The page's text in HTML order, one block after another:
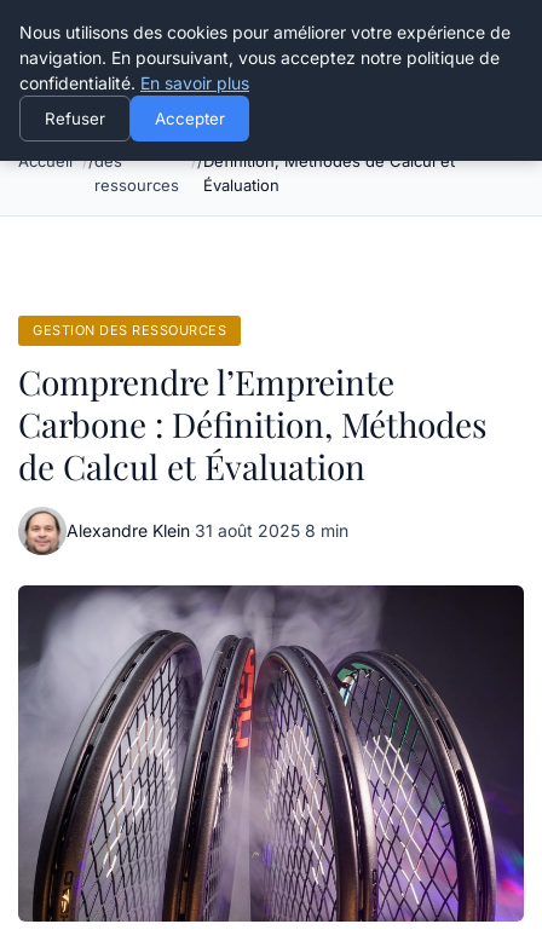
Happy Calyx Farmer
Accueil
Gestion
des
ressources
Comprendre l’Empreinte Carbone :
Définition, Méthodes de Calcul et
Évaluation
GESTION DES RESSOURCES
Comprendre l’Empreinte
Carbone : Définition, Méthodes
de Calcul et Évaluation
Alexandre Klein·31 août 2025·8 min
Nous utilisons des cookies pour améliorer votre expérience de
navigation. En poursuivant, vous acceptez notre politique de
confidentialité. En savoir plus
Refuser Accepter